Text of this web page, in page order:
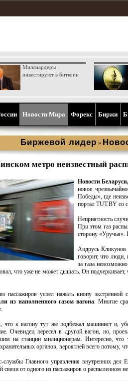
Миллиардеры
инвестируют в биткоин
Новости Мира Форекс Биржи
Биржевой лидер »
метро неизвестный
Новости
новое
Победы», где
портал TUT.BY со
Неприятность
При этом газ
сторону «Уручья».
Андрусь
говорит, что люди,
за газа
что уже не может дышать. Он
пассажиров успел нажать кнопу
из наполненного газом вагона. Многие
что к вагону тут же подбежал машинист и,
Очевидец пересел в другой вагон, но,
на станции милиционерам. Интересно,
органов, вероятней всего потому,
службы Главного управления внутренних
связи от одного из пассажиров о распыленном